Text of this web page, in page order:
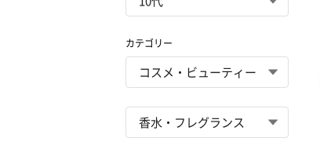
カテゴリー